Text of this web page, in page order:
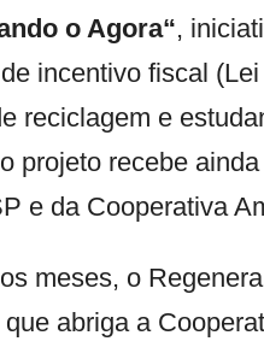
o Agora“,
incentivo fiscal
reciclagem e
projeto recebe
e da Cooperativa
meses, o
abriga a